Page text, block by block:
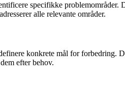
specifikke
alle relevante områder.
konkrete mål for forbedring.
efter behov.